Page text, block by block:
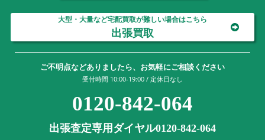
大型・大量など宅配買取が難しい場合はこちら
出張買取
ご不明点などありましたら、お気軽にご相談ください
受付時間 10:00-19:00 / 定休日なし
0120-842-064
出張査定専用ダイヤル0120-842-064